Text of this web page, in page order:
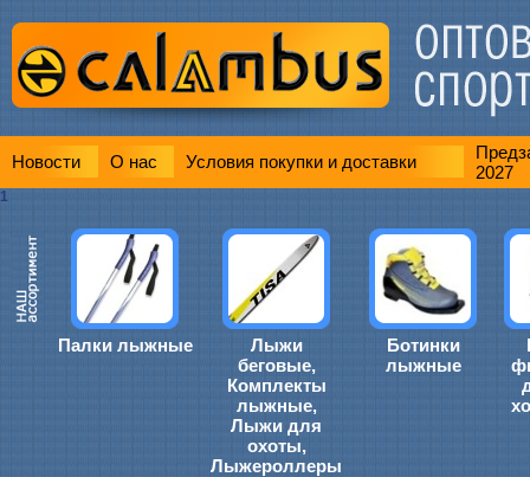
Новости О нас Условия покупки и доставки
2027
1
Палки лыжные
Лыжи
беговые,
Комплекты
лыжные,
Лыжи для
охоты,
Лыжероллеры
Ботинки
лыжные